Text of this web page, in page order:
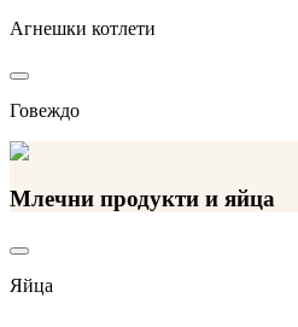
Агнешки котлети
Говеждо
Млечни продукти и яйца
Яйца